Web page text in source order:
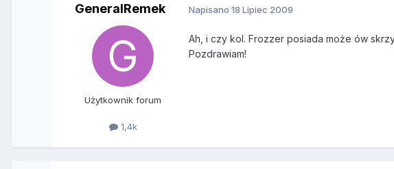
GeneralRemek
Użytkownik forum
1,4k
Napisano18 Lipiec 2009
Ah, i czy kol. Frozzer posiada może ów
Pozdrawiam!